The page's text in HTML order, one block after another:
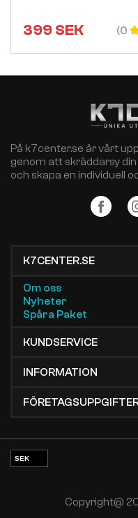
399SEK (0
På k7center.se är vårt
genom att skräddarsy
och skapa en individuell
K7CENTER.SE
Om oss
Nyheter
Spåra Paket
KUNDSERVICE
INFORMATION
SEK
Copyright@